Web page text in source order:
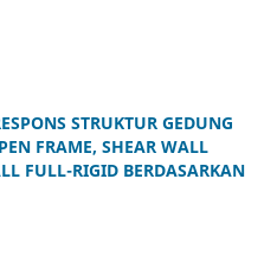
STRUKTUR GEDUNG
FRAME, SHEAR WALL
FULL-RIGID BERDASARKAN